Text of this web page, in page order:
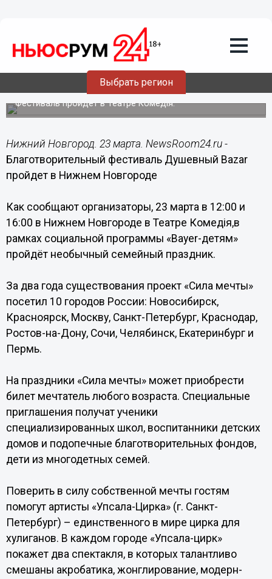
Выбрать регион
Благотворительный фестиваль
Душевный Bazar пройдет в Нижнем
Новгороде 23 марта
Фестиваль пройдет в Театре Комедiя.
Нижний Новгород. 23 марта. NewsRoom24.ru -
Благотворительный фестиваль Душевный Bazar
пройдет в Нижнем Новгороде
Как сообщают организаторы, 23 марта в 12:00 и
16:00 в Нижнем Новгороде в Театре Комедiя,в
рамках социальной программы «Bayer-детям»
пройдёт необычный семейный праздник.
За два года существования проект «Сила мечты»
посетил 10 городов России: Новосибирск,
Красноярск, Москву, Санкт-Петербург, Краснодар,
Ростов-на-Дону, Сочи, Челябинск, Екатеринбург и
Пермь.
На праздники «Сила мечты» может приобрести
билет мечтатель любого возраста. Специальные
приглашения получат ученики
специализированных школ, воспитанники детских
домов и подопечные благотворительных фондов,
дети из многодетных семей.
Поверить в силу собственной мечты гостям
помогут артисты «Упсала-Цирка» (г. Санкт-
Петербург) – единственного в мире цирка для
хулиганов. В каждом городе «Упсала-цирк»
покажет два спектакля, в которых талантливо
смешаны акробатика, жонглирование, модерн-